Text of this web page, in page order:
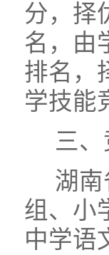
分，择
名，由
排名，
学技能
三
湖
组、小
中学语